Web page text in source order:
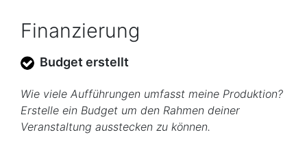
Finanzierung
Budget erstellt
Wie viele Aufführungen umfasst meine Produktion?
Erstelle ein Budget um den Rahmen deiner
Veranstaltung ausstecken zu können.